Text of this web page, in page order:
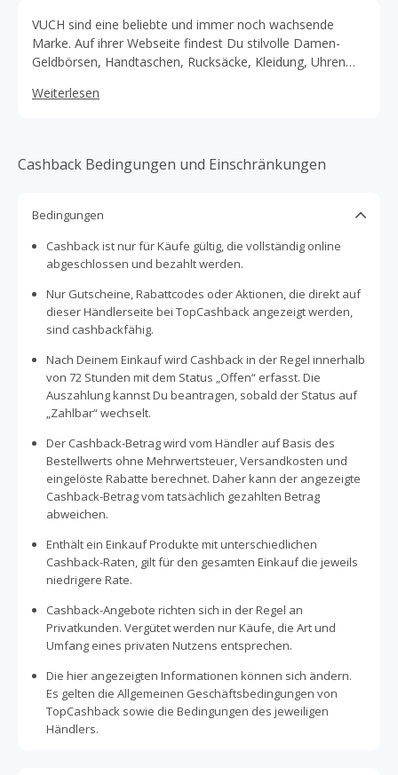
VUCH sind eine beliebte und immer noch wachsende
Marke. Auf ihrer Webseite findest Du stilvolle Damen-
Geldbörsen, Handtaschen, Rucksäcke, Kleidung, Uhren
sofort versandt werden.
Weiterlesen
Cashback Bedingungen und Einschränkungen
Bedingungen
Cashback ist nur für Käufe gültig, die vollständig online
abgeschlossen und bezahlt werden.
Nur Gutscheine, Rabattcodes oder Aktionen, die direkt auf
dieser Händlerseite bei TopCashback angezeigt werden,
sind cashbackfähig.
Nach Deinem Einkauf wird Cashback in der Regel innerhalb
von 72 Stunden mit dem Status „Offen“ erfasst. Die
Auszahlung kannst Du beantragen, sobald der Status auf
„Zahlbar“ wechselt.
Der Cashback-Betrag wird vom Händler auf Basis des
Bestellwerts ohne Mehrwertsteuer, Versandkosten und
eingelöste Rabatte berechnet. Daher kann der angezeigte
Cashback-Betrag vom tatsächlich gezahlten Betrag
abweichen.
Enthält ein Einkauf Produkte mit unterschiedlichen
Cashback-Raten, gilt für den gesamten Einkauf die jeweils
niedrigere Rate.
Cashback-Angebote richten sich in der Regel an
Privatkunden. Vergütet werden nur Käufe, die Art und
Umfang eines privaten Nutzens entsprechen.
Die hier angezeigten Informationen können sich ändern.
Es gelten die Allgemeinen Geschäftsbedingungen von
TopCashback sowie die Bedingungen des jeweiligen
Händlers.